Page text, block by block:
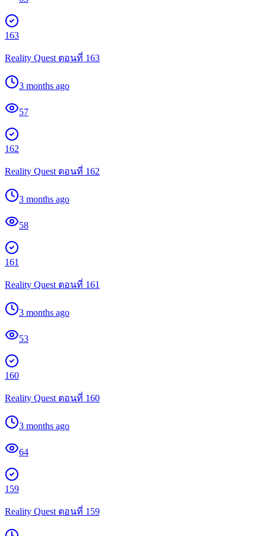
163
Reality Quest ตอนที่ 163
3 months ago
57
162
Reality Quest ตอนที่ 162
3 months ago
58
161
Reality Quest ตอนที่ 161
3 months ago
53
160
Reality Quest ตอนที่ 160
3 months ago
64
159
Reality Quest ตอนที่ 159